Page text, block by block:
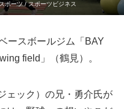
ポーツ/スポーツビジネス
ースボールジム「BAY
field」（鶴見）。
ェック）の兄・勇介氏が